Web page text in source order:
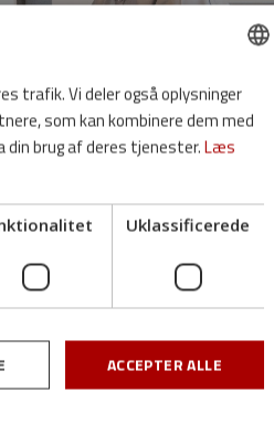
DANISH
ENGLISH
trafik. Vi deler også oplysninger
som kan kombinere dem med
din brug af deres tjenester.Læs
Uklassificerede
ACCEPTER ALLE